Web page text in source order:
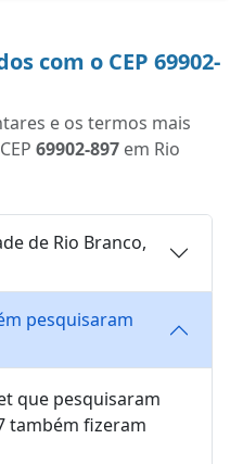
com o CEP 69902-
e os termos mais
69902-897 em Rio
de Rio Branco,
pesquisaram
que pesquisaram
também fizeram